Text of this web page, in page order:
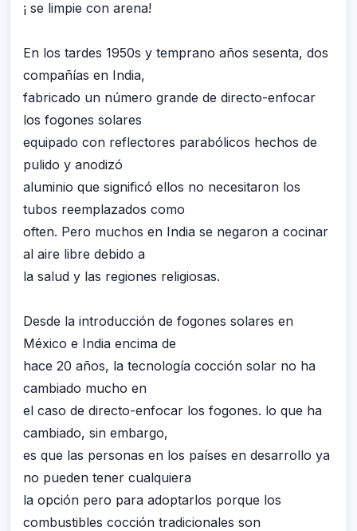
¡ se limpie con arena!
En los tardes 1950s y temprano años sesenta, dos
compañías en India,
fabricado un número grande de directo-enfocar
los fogones solares
equipado con reflectores parabólicos hechos de
pulido y anodizó
aluminio que significó ellos no necesitaron los
tubos reemplazados como
often. Pero muchos en India se negaron a cocinar
al aire libre debido a
la salud y las regiones religiosas.
Desde la introducción de fogones solares en
México e India encima de
hace 20 años, la tecnología cocción solar no ha
cambiado mucho en
el caso de directo-enfocar los fogones. lo que ha
cambiado, sin embargo,
es que las personas en los países en desarrollo ya
no pueden tener cualquiera
la opción pero para adoptarlos porque los
combustibles cocción tradicionales son